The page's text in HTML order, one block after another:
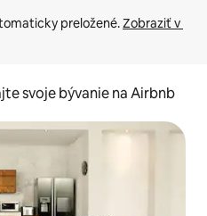
preložené. Zobraziť v
svoje bývanie na Airbnb